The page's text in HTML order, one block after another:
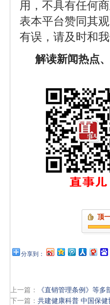
用，不具有任何
表本平台赞同其
有误，请及时和
解读新闻热点
顶
分享到：
上一篇：
《直销管理条例》等
下一篇： 共建健康科普 中国保